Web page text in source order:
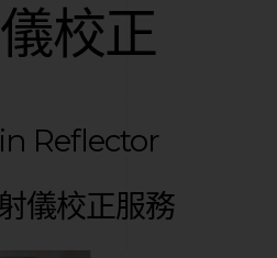
校正
Reflector
儀校正服務